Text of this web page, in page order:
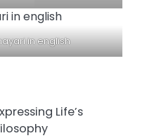
in english
Life’s